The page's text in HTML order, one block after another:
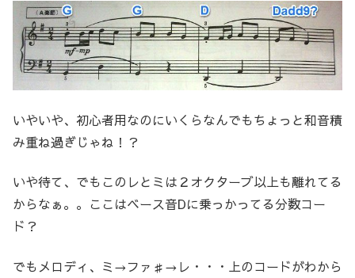
いやいや、初心者用なのにいくらなんでもちょっと和音積
み重ね過ぎじゃね！？
いや待て、でもこのレとミは２オクターブ以上も離れてる
からなぁ。。ここはベース音Dに乗っかってる分数コー
ド？
でもメロディ、ミ→ファ♯→レ・・・上のコードがわから